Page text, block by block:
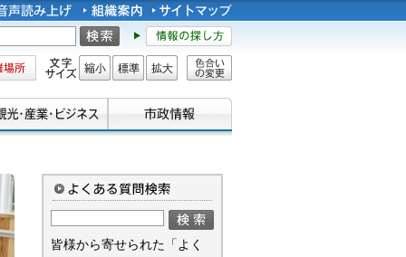
文字サイズ
縮小 標準 拡大
色合い
皆様から寄せられた「よく